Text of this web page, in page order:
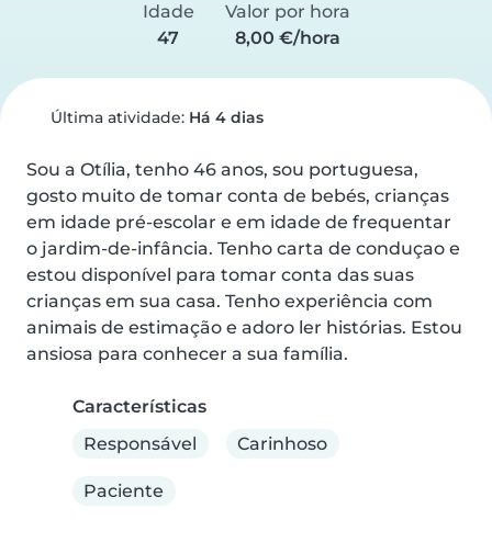
Idade
47
Valor por hora
8,00 €/hora
Última atividade: Há 4 dias
Sou a Otília, tenho 46 anos, sou portuguesa,
gosto muito de tomar conta de bebés, crianças
em idade pré-escolar e em idade de frequentar
o jardim-de-infância. Tenho carta de conduçao e
estou disponível para tomar conta das suas
crianças em sua casa. Tenho experiência com
animais de estimação e adoro ler histórias. Estou
ansiosa para conhecer a sua família.
Características
Responsável
Carinhoso
Paciente